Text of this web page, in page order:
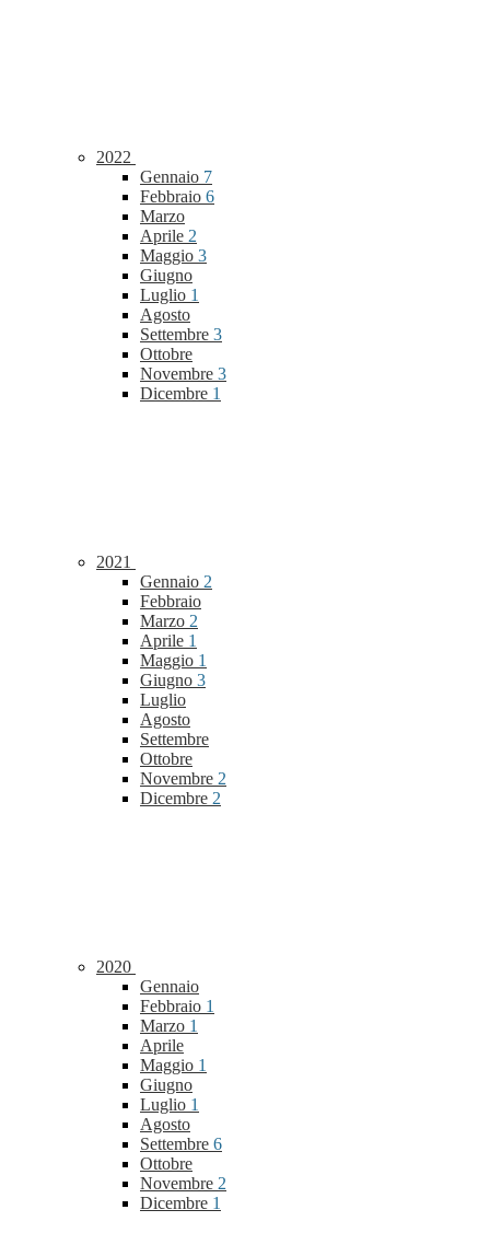
2022
Gennaio 7
Febbraio 6
Marzo
Aprile 2
Maggio 3
Giugno
Luglio 1
Agosto
Settembre 3
Ottobre
Novembre 3
Dicembre 1
2021
Gennaio 2
Febbraio
Marzo 2
Aprile 1
Maggio 1
Giugno 3
Luglio
Agosto
Settembre
Ottobre
Novembre 2
Dicembre 2
2020
Gennaio
Febbraio 1
Marzo 1
Aprile
Maggio 1
Giugno
Luglio 1
Agosto
Settembre 6
Ottobre
Novembre 2
Dicembre 1